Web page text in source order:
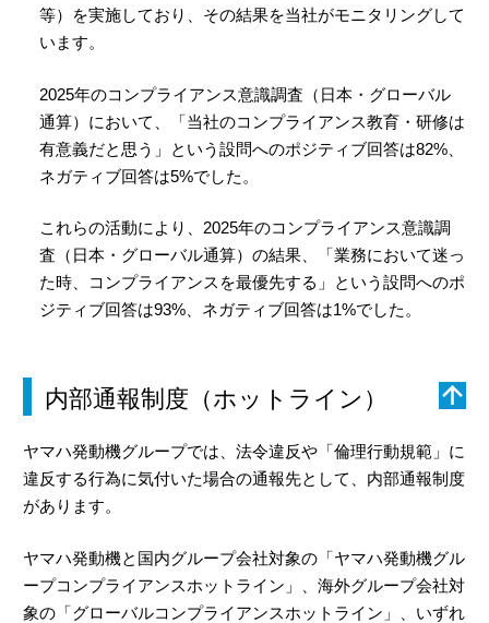
等）を実施しており、その結果を当社がモニタリングして
います。
2025年のコンプライアンス意識調査（日本・グローバル
通算）において、「当社のコンプライアンス教育・研修は
有意義だと思う」という設問へのポジティブ回答は82%、
ネガティブ回答は5%でした。
これらの活動により、2025年のコンプライアンス意識調
査（日本・グローバル通算）の結果、「業務において迷っ
た時、コンプライアンスを最優先する」という設問へのポ
ジティブ回答は93%、ネガティブ回答は1%でした。
内部通報制度（ホットライン）
ヤマハ発動機グループでは、法令違反や「倫理行動規範」に
違反する行為に気付いた場合の通報先として、内部通報制度
があります。
ヤマハ発動機と国内グループ会社対象の「ヤマハ発動機グル
ープコンプライアンスホットライン」、海外グループ会社対
象の「グローバルコンプライアンスホットライン」、いずれ